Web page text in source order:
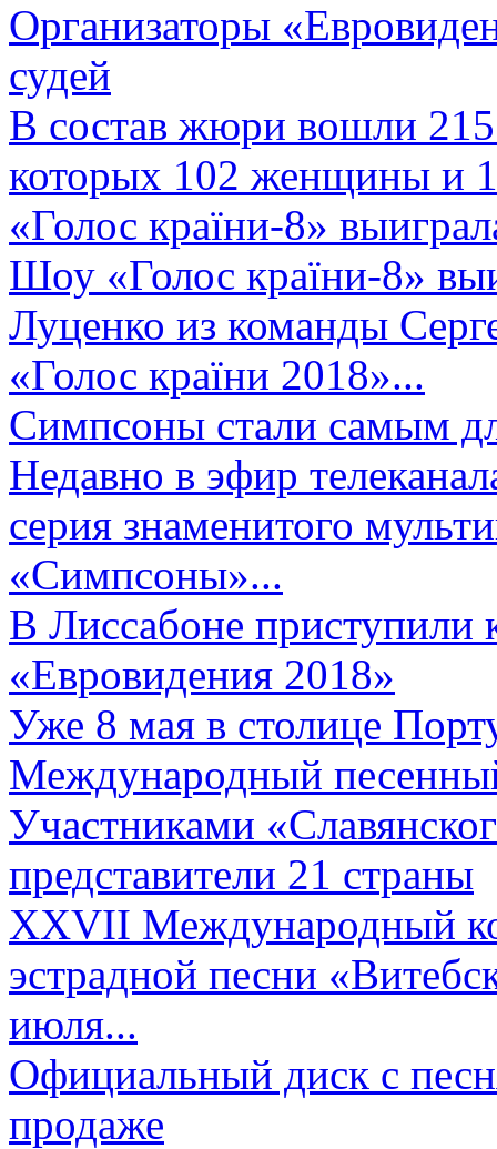
Организаторы
судей
В состав жюри вошли 215
которых 102 женщины и
«Голос країни-8»
Шоу «Голос країни-8»
Луценко из команды
«Голос країни 2018»...
Симпсоны стали самым
Недавно в эфир
серия знаменитого
«Симпсоны»...
В Лиссабоне приступили
«Евровидения 2018»
Уже 8 мая в столице
Международный
Участниками
представители 21 страны
XXVII Международный
эстрадной песни
июля...
Официальный диск с
продаже